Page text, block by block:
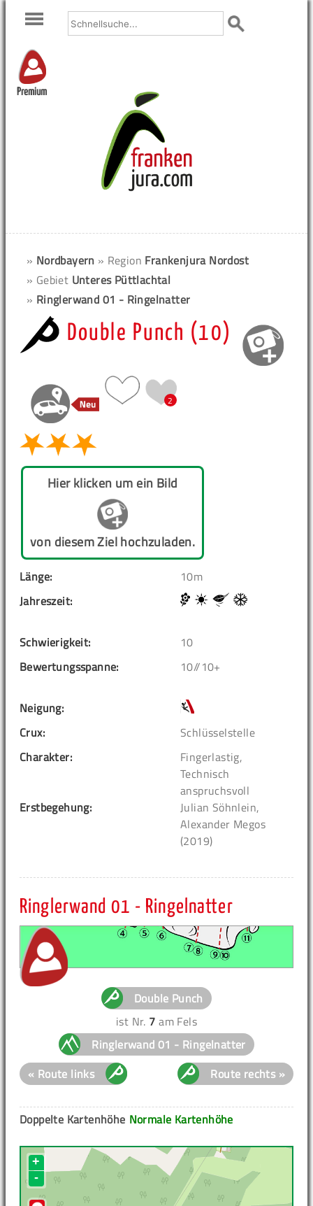
Premium
» Nordbayern » Region Frankenjura Nordost
» Gebiet Unteres Püttlachtal
» Ringlerwand 01 - Ringelnatter
Double Punch (10)
2
Hier klicken um ein Bild
von diesem Ziel hochzuladen.
Länge:
10m
Jahreszeit:
Schwierigkeit:
10
Bewertungsspanne:
10//10+
Neigung:
Crux:
Schlüsselstelle
Charakter:
Fingerlastig,
Technisch
anspruchsvoll
Erstbegehung:
Julian Söhnlein,
Alexander Megos
(2019)
Ringlerwand 01 - Ringelnatter
Double Punch
ist Nr. 7 am Fels
Ringlerwand 01 - Ringelnatter
« Route links
Route rechts »
Normale Kartenhöhe
Doppelte Kartenhöhe
+
-